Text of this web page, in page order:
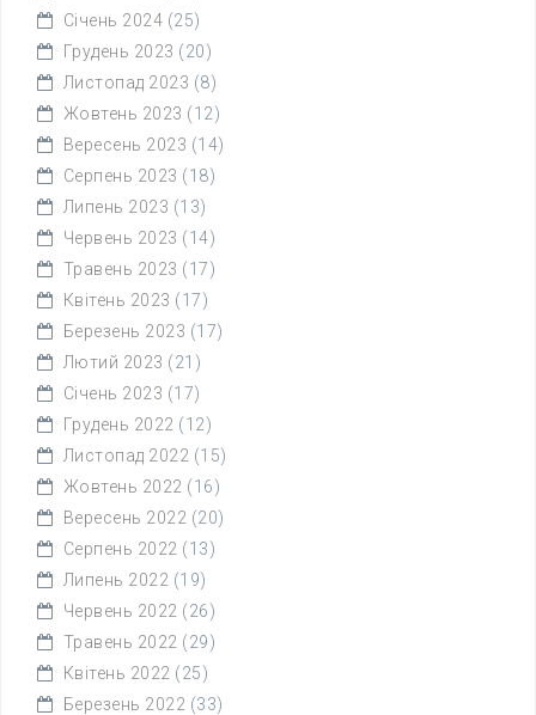
Січень 2024 (25)
Грудень 2023 (20)
Листопад 2023 (8)
Жовтень 2023 (12)
Вересень 2023 (14)
Серпень 2023 (18)
Липень 2023 (13)
Червень 2023 (14)
Травень 2023 (17)
Квітень 2023 (17)
Березень 2023 (17)
Лютий 2023 (21)
Січень 2023 (17)
Грудень 2022 (12)
Листопад 2022 (15)
Жовтень 2022 (16)
Вересень 2022 (20)
Серпень 2022 (13)
Липень 2022 (19)
Червень 2022 (26)
Травень 2022 (29)
Квітень 2022 (25)
Березень 2022 (33)